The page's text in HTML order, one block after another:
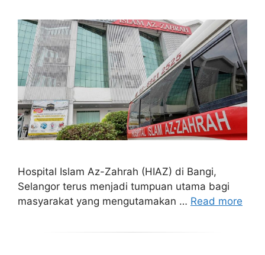
Hospital Islam Az-Zahrah (HIAZ) di Bangi,
Selangor terus menjadi tumpuan utama bagi
masyarakat yang mengutamakan … Read more